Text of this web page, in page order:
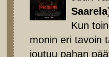
Saarela
Kun
monin eri tavoin
joutuu pahan